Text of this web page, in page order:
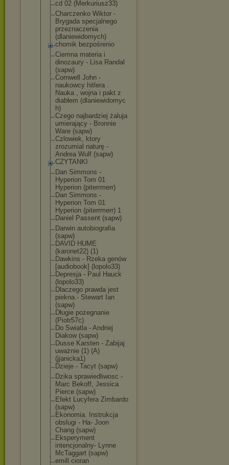
cd 02 (Merkuriusz33)
Charczenko Wiktor -
Brygada specjalnego
przeznaczenia
(dlaniewidomyc h)
chomik bezpośrenio
Ciemna materia i
dinozaury - Lisa Randal
(sapw)
Cornwell John -
naukowcy hitlera .
Nauka , wojna i pakt z
diabłem (dlaniewidomyc
h)
Czego najbardziej żaluja
umierający - Bronnie
Ware (sapw)
Czlowiek, ktory
zrozumial naturę -
Andrea Wulf (sapw)
CZYTANKI
Dan Simmons -
Hyperion Tom 01
Hyperion (piterrmerr)
Dan Simmons -
Hyperion Tom 01
Hyperion (piterrmerr) 1
Daniel Passent (sapw)
Darwin autobiografia
(sapw)
DAVID HUME
(karonet22) (1)
Dawkins - Rzeka genów
[audiobook] (lopolo33)
Depresja - Paul Hauck
(lopolo33)
Dlaczego prawda jest
piekna.- Stewart Ian
(sapw)
Długie pożegnanie
(Piotr57c)
Do Swiatla - Andriej
Diakow (sapw)
Dusse Karsten - Zabijaj
uważnie (1) (A)
(jjanicka1)
Dzieje - Tacyt (sapw)
Dzika sprawiedliwosc -
Marc Bekoff, Jessica
Pierce (sapw)
Efekt Lucyfera Zimbardo
(sapw)
Ekonomia. Instrukcja
obslugi - Ha- Joon
Chang (sapw)
Eksperyment
intencjonalny- Lynne
McTaggart (sapw)
emill cioran